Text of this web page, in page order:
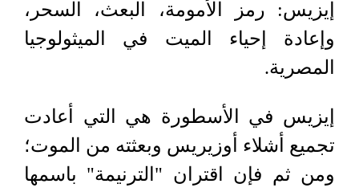
إيزيس: رمز الأمومة، البعث، السحر،
وإعادة إحياء الميت في الميثولوجيا
المصرية.
إيزيس في الأسطورة هي التي أعادت
تجميع أشلاء أوزيريس وبعثته من الموت؛
ومن ثم فإن اقتران "الترنيمة" باسمها